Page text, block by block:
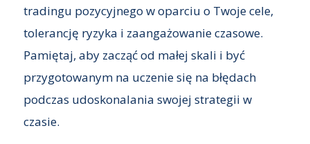
tradingu pozycyjnego w oparciu o Twoje cele,
tolerancję ryzyka i zaangażowanie czasowe.
Pamiętaj, aby zacząć od małej skali i być
przygotowanym na uczenie się na błędach
podczas udoskonalania swojej strategii w
czasie.